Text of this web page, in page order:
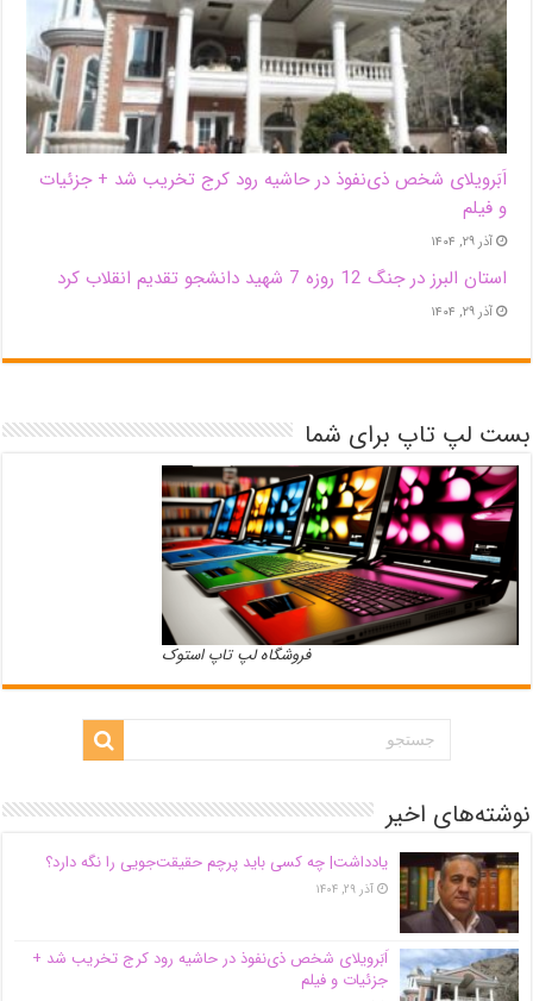
اَبَر‌ویلای شخص ذی‌نفوذ در حاشیه‌ رود کرج تخریب شد + جزئیات
و فیلم
آذر ۲۹, ۱۴۰۴
استان البرز در جنگ 12 روزه 7 شهید دانشجو تقدیم انقلاب کرد
آذر ۲۹, ۱۴۰۴
بست لپ تاپ برای شما
فروشگاه لپ تاپ استوک
نوشته‌های اخیر
یادداشت| ‌چه کسی باید پرچم حقیقت‌جویی را نگه دارد؟
آذر ۲۹, ۱۴۰۴
اَبَر‌ویلای شخص ذی‌نفوذ در حاشیه‌ رود کرج تخریب شد +
جزئیات و فیلم